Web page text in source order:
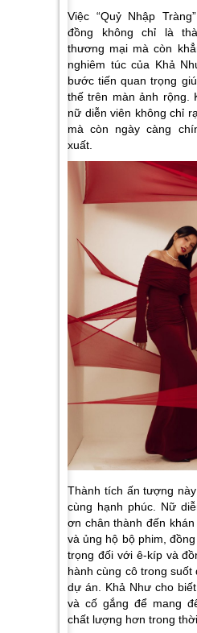
Việc “Quỷ Nhập
đồng không chỉ là
thương mại mà còn
nghiêm túc của Khả
bước tiến quan trọng
thế trên màn ảnh rộng.
nữ diễn viên không chỉ
mà còn ngày càng
xuất.
Thành tích ấn tượng
cùng hạnh phúc. Nữ
ơn chân thành đến
và ủng hộ bộ phim,
trọng đối với ê-kíp và
hành cùng cô trong
dự án. Khả Như cho
và cố gắng để mang
chất lượng hơn trong